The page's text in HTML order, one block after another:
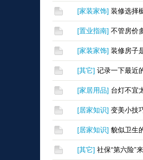
[家装家饰] 装修选择
[置业指南] 不管房价
[家装家饰] 装修房子
[其它] 记录一下最近
[家居用品] 台灯不宜
[居家知识] 变美小技
[居家知识] 貌似卫生
[其它] 社保“第六险”